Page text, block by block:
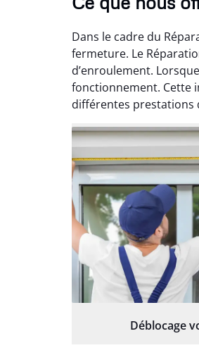
Dans le cadre du
fermeture. Le
d’enroulement.
fonctionnement. Cette
différentes prestations
Déblocage